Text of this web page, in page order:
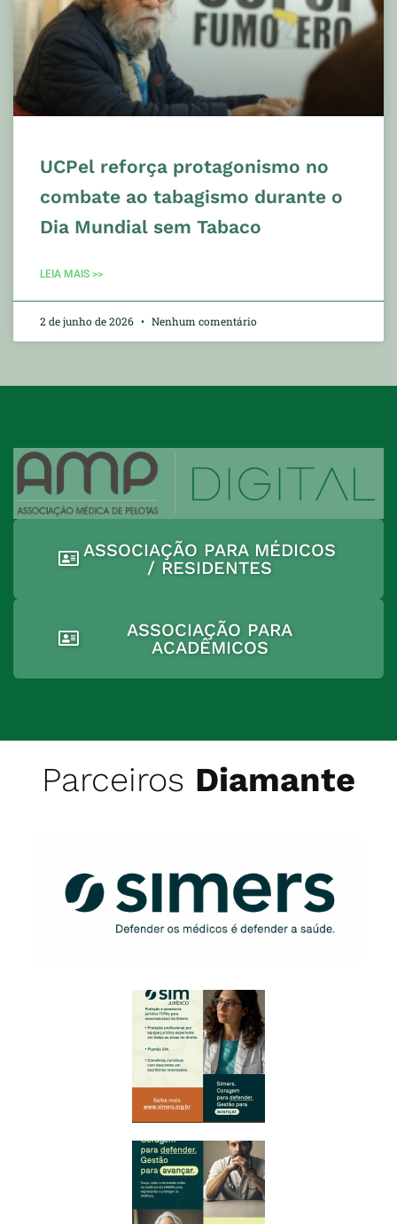
UCPel reforça protagonismo no
combate ao tabagismo durante o
Dia Mundial sem Tabaco
LEIA MAIS >>
2 de junho de 2026 Nenhum comentário
ASSOCIAÇÃO PARA MÉDICOS
/ RESIDENTES
ASSOCIAÇÃO PARA
ACADÊMICOS
Parceiros Diamante